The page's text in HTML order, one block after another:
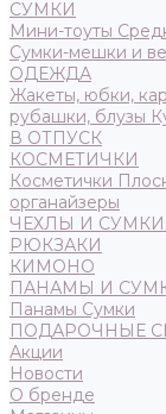
СУМКИ
Мини-тоуты
Сумки-мешки и
ОДЕЖДА
Жакеты, юбки,
рубашки, блузы
В ОТПУСК
КОСМЕТИЧКИ
Косметички
органайзеры
ЧЕХЛЫ И
РЮКЗАКИ
КИМОНО
ПАНАМЫ И
Панамы Сумки
ПОДАРОЧНЫЕ
Акции
Новости
О бренде